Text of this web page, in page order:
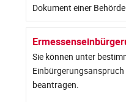
Dokument einer
Sie können unter
beantragen.